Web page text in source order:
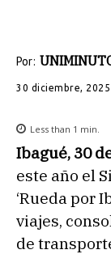
Por:
30 diciembre, 2025
Less than 1 min.
Ibagué, 30
este año el
‘Rueda por
viajes,
de